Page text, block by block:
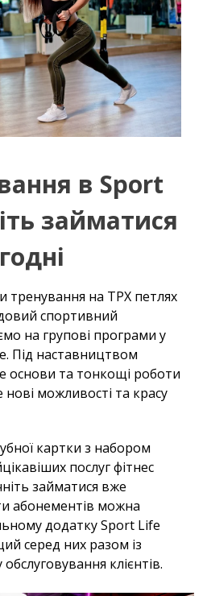
в Sport
займатися
тренування на ТРХ петлях
спортивний
на групові програми у
Під наставництвом
основи та тонкощі роботи
нові можливості та красу
картки з набором
послуг фітнес
займатися вже
абонементів можна
додатку Sport Life
серед них разом із
клієнтів.